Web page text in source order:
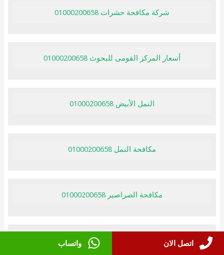
شركة مكافحة حشرات 01000200658
أسعار المركز القومى للبحوث 01000200658
النمل الأبيض 01000200658
مكافحة النمل 01000200658
مكافحة الصراصير 01000200658
شركة مكافحة فئران 01000200658اتصل الان واتساب